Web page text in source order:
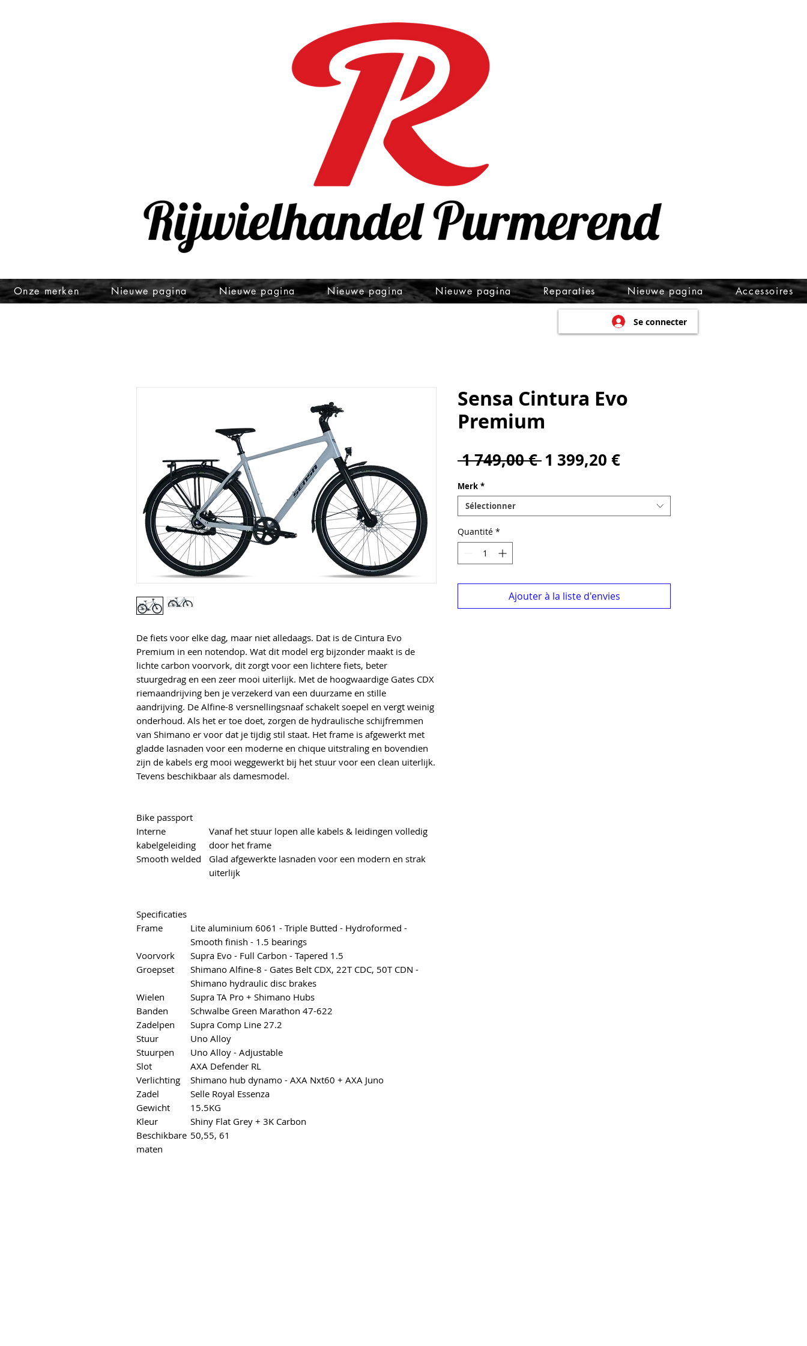
Onze merken Nieuwe pagina Nieuwe pagina Nieuwe pagina Nieuwe pagina Reparaties Nieuwe pagina Accessoires
De fiets voor elke dag, maar niet alledaags. Dat is de Cintura Evo
Premium in een notendop. Wat dit model erg bijzonder maakt is de
lichte carbon voorvork, dit zorgt voor een lichtere fiets, beter
stuurgedrag en een zeer mooi uiterlijk. Met de hoogwaardige Gates CDX
riemaandrijving ben je verzekerd van een duurzame en stille
aandrijving. De Alfine-8 versnellingsnaaf schakelt soepel en vergt weinig
onderhoud. Als het er toe doet, zorgen de hydraulische schijfremmen
van Shimano er voor dat je tijdig stil staat. Het frame is afgewerkt met
gladde lasnaden voor een moderne en chique uitstraling en bovendien
zijn de kabels erg mooi weggewerkt bij het stuur voor een clean uiterlijk.
Tevens beschikbaar als damesmodel.
Bike passport
Interne
kabelgeleiding
Vanaf het stuur lopen alle kabels & leidingen volledig
door het frame
Smooth welded
Glad afgewerkte lasnaden voor een modern en strak
uiterlijk
Specificaties
Frame
Lite aluminium 6061 - Triple Butted - Hydroformed -
Smooth finish - 1.5 bearings
Voorvork
Supra Evo - Full Carbon - Tapered 1.5
Groepset
Shimano Alfine-8 - Gates Belt CDX, 22T CDC, 50T CDN -
Shimano hydraulic disc brakes
Wielen
Supra TA Pro + Shimano Hubs
Banden
Schwalbe Green Marathon 47-622
Zadelpen
Supra Comp Line 27.2
Stuur
Uno Alloy
Stuurpen
Uno Alloy - Adjustable
Slot
AXA Defender RL
Verlichting
Shimano hub dynamo - AXA Nxt60 + AXA Juno
Zadel
Selle Royal Essenza
Gewicht
15.5KG
Kleur
Shiny Flat Grey + 3K Carbon
Beschikbare
maten
50,55, 61
Sensa Cintura Evo
Premium
1 749,00 € Prix
1 399,20 €Prix
Merk *
Sélectionner
Quantité *
Ajouter à la liste d'envies
Se connecter